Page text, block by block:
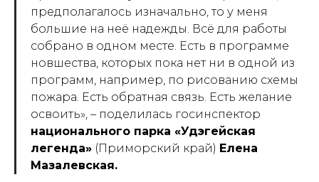
предполагалось изначально, то у меня
большие на неё надежды. Всё для работы
собрано в одном месте. Есть в программе
новшества, которых пока нет ни в одной из
программ, например, по рисованию схемы
пожара. Есть обратная связь. Есть желание
освоить», – поделилась госинспектор
национального парка «Удэгейская
легенда» (Приморский край) Елена
Мазалевская.